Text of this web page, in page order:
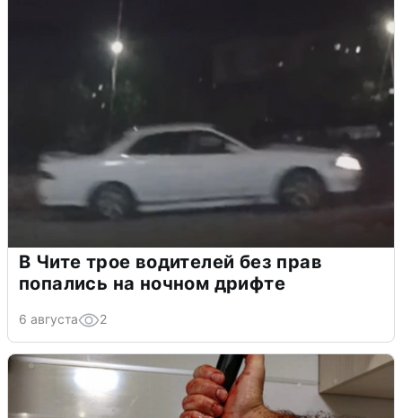
В Чите трое водителей без прав
попались на ночном дрифте
6 августа 2